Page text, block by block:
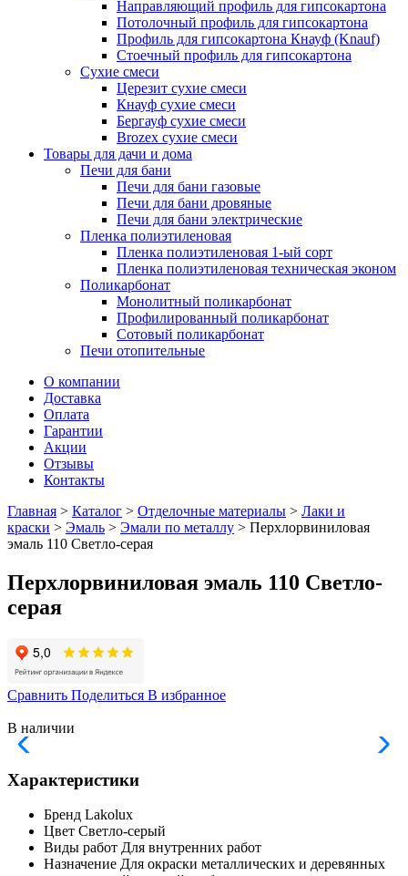
Направляющий профиль для гипсокартона
Потолочный профиль для гипсокартона
Профиль для гипсокартона Кнауф (Knauf)
Стоечный профиль для гипсокартона
Сухие смеси
Церезит сухие смеси
Кнауф сухие смеси
Бергауф сухие смеси
Brozex сухие смеси
Товары для дачи и дома
Печи для бани
Печи для бани газовые
Печи для бани дровяные
Печи для бани электрические
Пленка полиэтиленовая
Пленка полиэтиленовая 1-ый сорт
Пленка полиэтиленовая техническая эконом
Поликарбонат
Монолитный поликарбонат
Профилированный поликарбонат
Сотовый поликарбонат
Печи отопительные
О компании
Доставка
Оплата
Гарантии
Акции
Отзывы
Контакты
Главная > Каталог > Отделочные материалы > Лаки и
краски > Эмаль > Эмали по металлу > Перхлорвиниловая
эмаль 110 Светло-серая
Перхлорвиниловая эмаль 110 Светло-
серая
Сравнить Поделиться В избранное
В наличии
Характеристики
Бренд Lakolux
Цвет Светло-серый
Виды работ Для внутренних работ
Назначение Для окраски металлических и деревянных